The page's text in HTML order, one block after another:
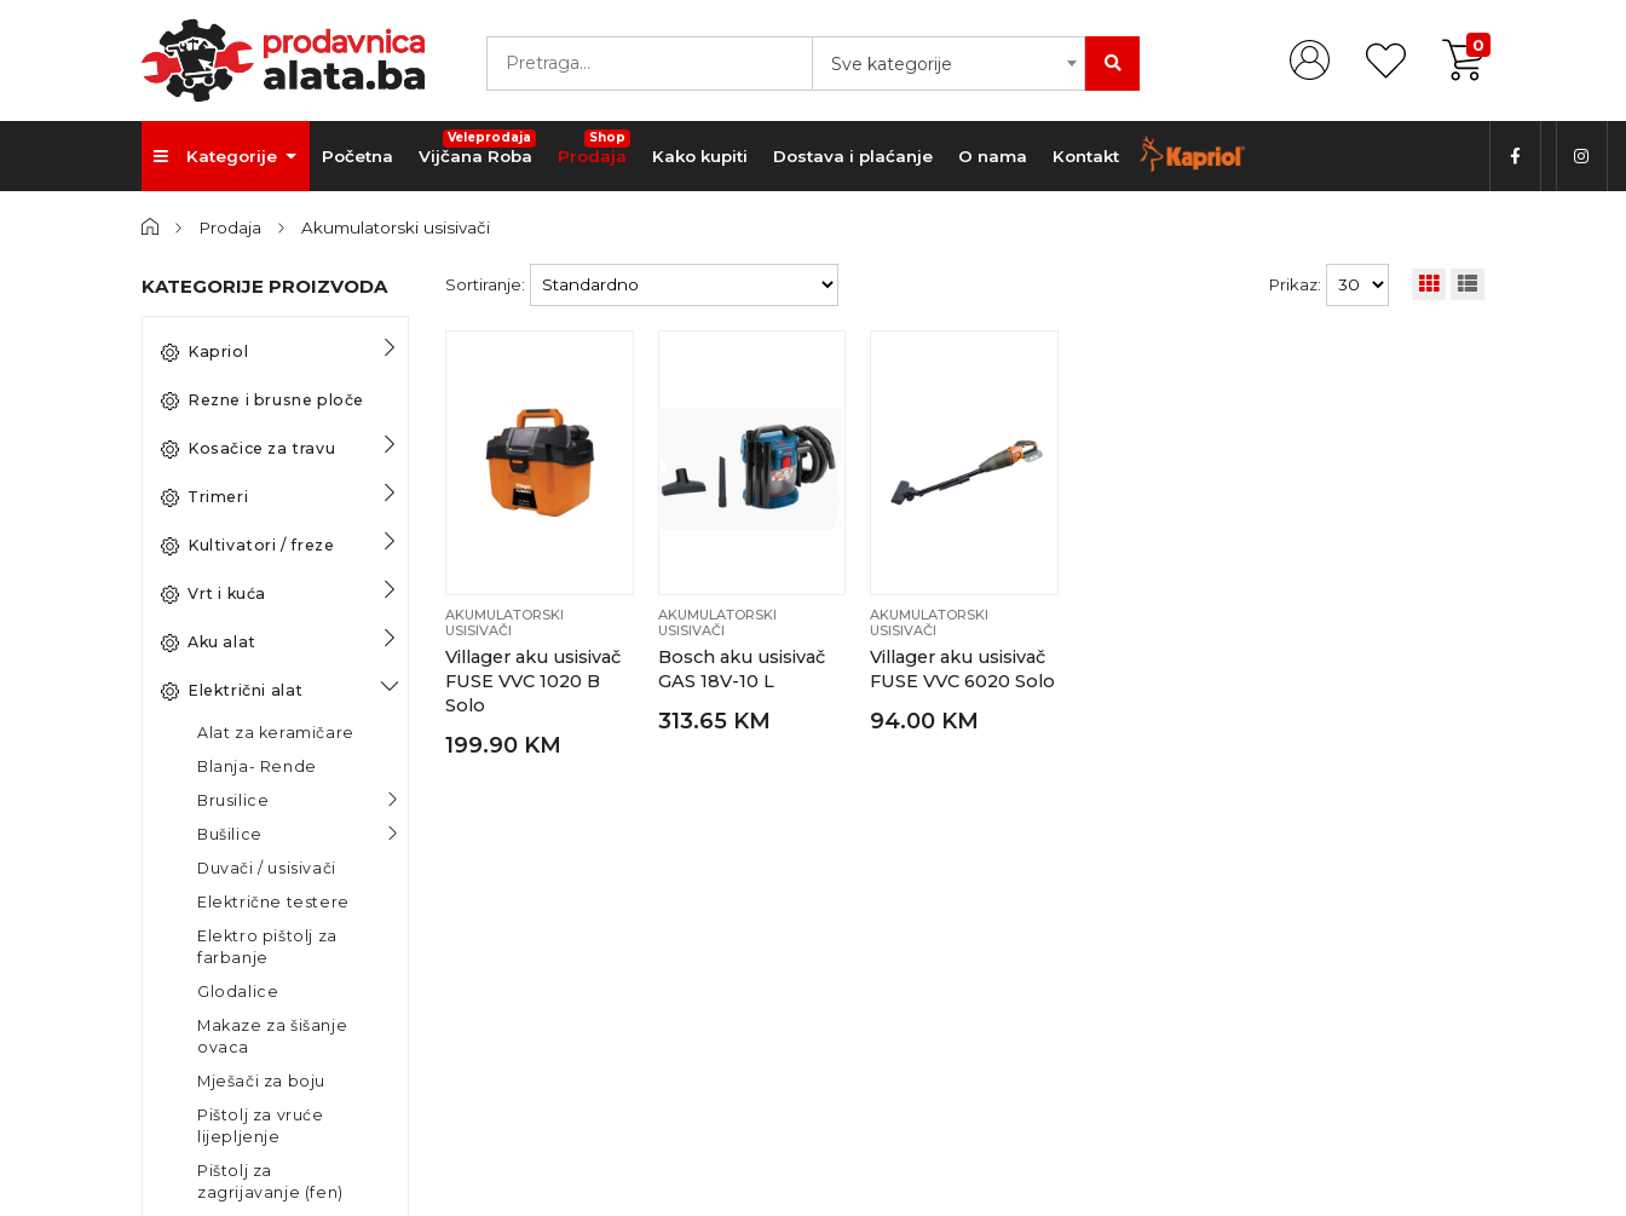
Sve kategorije
0
Kategorije Početna Vijčana Roba
Veleprodaja
Prodaja
Shop
Kako kupiti Dostava i plaćanje O nama Kontakt
Prodaja Akumulatorski usisivači
KATEGORIJE PROIZVODA
Kapriol
Rezne i brusne ploče
Kosačice za travu
Trimeri
Kultivatori / freze
Vrt i kuća
Aku alat
Električni alat
Alat za keramičare
Blanja- Rende
Brusilice
Bušilice
Duvači / usisivači
Električne testere
Elektro pištolj za
farbanje
Glodalice
Makaze za šišanje
ovaca
Mješači za boju
Pištolj za vruće
lijepljenje
Pištolj za
zagrijavanje (fen)
Sortiranje: Prikaz:
AKUMULATORSKI
USISIVAČI
Villager aku usisivač
FUSE VVC 1020 B
Solo
199.90 KM
AKUMULATORSKI
USISIVAČI
Bosch aku usisivač
GAS 18V-10 L
313.65 KM
AKUMULATORSKI
USISIVAČI
Villager aku usisivač
FUSE VVC 6020 Solo
94.00 KM